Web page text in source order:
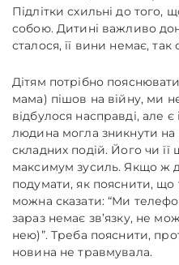
Підлітки схильні до того,
собою. Дитині важливо
сталося, її вини немає, так
Дітям потрібно
мама) пішов на війну, ми
відбулося насправді, але
людина могла зникнути на
складних подій. Його чи
максимум зусиль. Якщо ж
подумати, як пояснити, що
можна сказати: “Ми
зараз немає зв’язку, не
нею)”. Треба пояснити,
новина не травмувала.